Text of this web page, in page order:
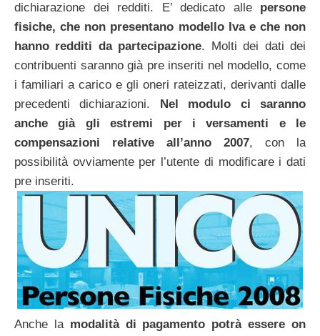
dichiarazione dei redditi. E’ dedicato alle persone
fisiche, che non presentano modello Iva e che non
hanno redditi da partecipazione. Molti dei dati dei
contribuenti saranno già pre inseriti nel modello, come
i familiari a carico e gli oneri rateizzati, derivanti dalle
precedenti dichiarazioni.
Nel modulo ci saranno
anche già gli estremi per i versamenti e le
compensazioni relative all’anno 2007, con la
possibilità ovviamente per l’utente di modificare i dati
pre inseriti.
Anche la modalità di pagamento potrà essere on